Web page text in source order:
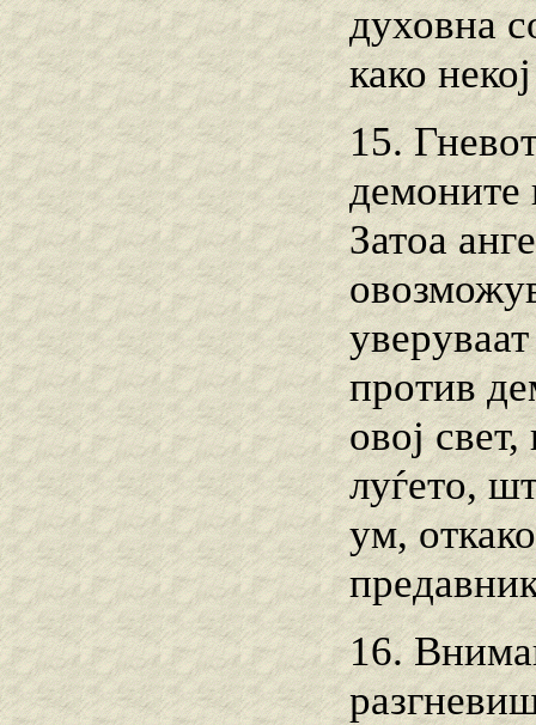
духовна
како
15.
демоните
Затоа
против
овој
луѓето,
ум,
16.